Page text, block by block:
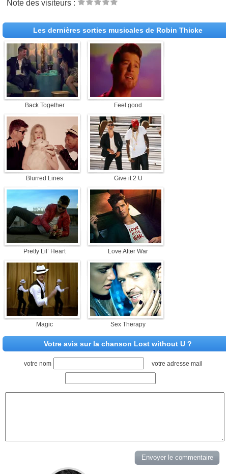
Note des visiteurs :
Les dernières sorties musicales de Robin Thicke
Back Together Feel good
Blurred Lines Give it 2 U
Pretty Lil’ Heart Love After War
Magic Sex Therapy
Votre avis sur la chanson Lost without U ?
votre nom votre adresse mail